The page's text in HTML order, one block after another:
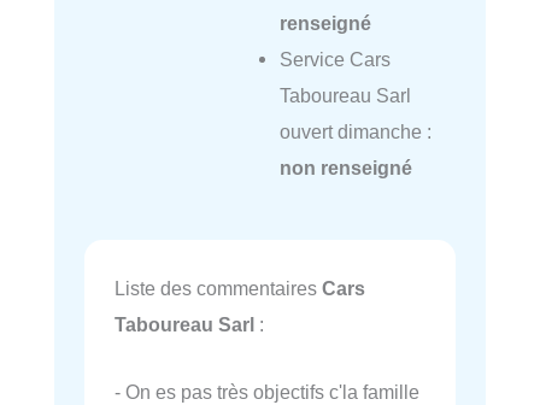
renseigné
Service Cars
Taboureau Sarl
ouvert dimanche :
non renseigné
Liste des commentaires Cars
Taboureau Sarl :
- On es pas très objectifs c'la famille